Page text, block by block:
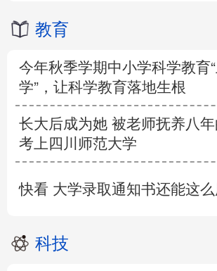
教育
今年秋季学期中小学科学教育“
学”，让科学教育落地生根
长大后成为她 被老师抚养八
考上四川师范大学
快看 大学录取通知书还能这么
科技